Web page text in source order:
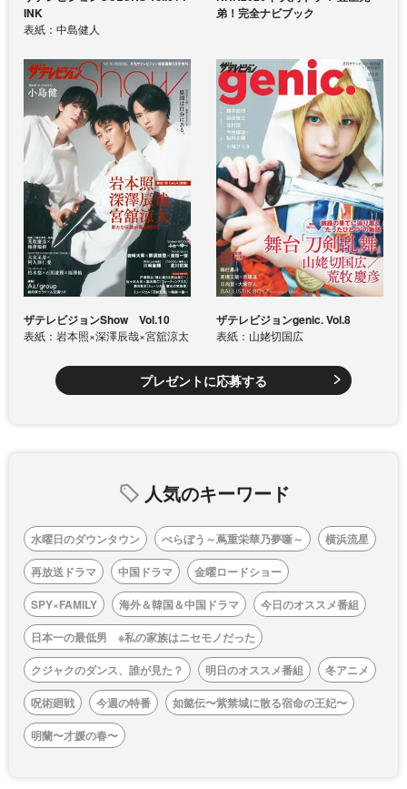
INK
表紙：中島健人
弟！完全ナビブック
ザテレビジョンShow Vol.10
表紙：岩本照×深澤辰哉×宮舘涼太
ザテレビジョンgenic. Vol.8
表紙：山姥切国広
プレゼントに応募する
人気のキーワード
水曜日のダウンタウン べらぼう～蔦重栄華乃夢噺～
横浜流星
再放送ドラマ
中国ドラマ
金曜ロードショー
SPY×FAMILY
海外＆韓国＆中国ドラマ
今日のオススメ番組
日本一の最低男 ※私の家族はニセモノだった
クジャクのダンス、誰が見た？
明日のオススメ番組
冬アニメ
呪術廻戦
今週の特番
如懿伝〜紫禁城に散る宿命の王妃〜
明蘭〜才媛の春〜